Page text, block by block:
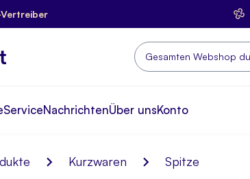
Suche
ServiceNachrichtenÜber unsKonto
Kurzwaren Spitze